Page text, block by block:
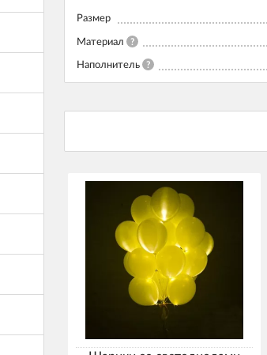
Размер
Материал ?
Наполнитель ?